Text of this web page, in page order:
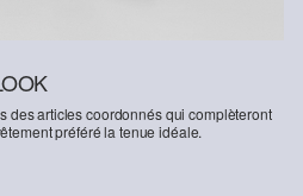
des articles coordonnés qui complèteront
préféré la tenue idéale.